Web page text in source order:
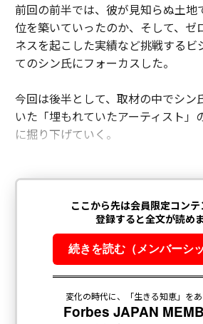
前回の前半では、彼が見知らぬ土地
位を築いていったのか、そして、ゼ
ネスを起こした実績など挑戦するビ
てのシン氏にフォーカスした。
今回は後半として、取材の中でシン
いた「埋もれていたアーティスト」
に掘り下げていく。